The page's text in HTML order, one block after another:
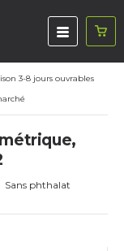
3-8 jours ouvrables
Sans phthalat